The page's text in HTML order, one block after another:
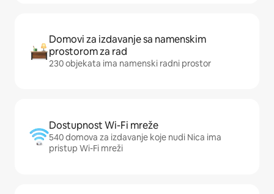
Domovi za izdavanje sa namenskim
prostorom za rad
230 objekata ima namenski radni prostor
Dostupnost Wi-Fi mreže
540 domova za izdavanje koje nudi Nica ima
pristup Wi-Fi mreži